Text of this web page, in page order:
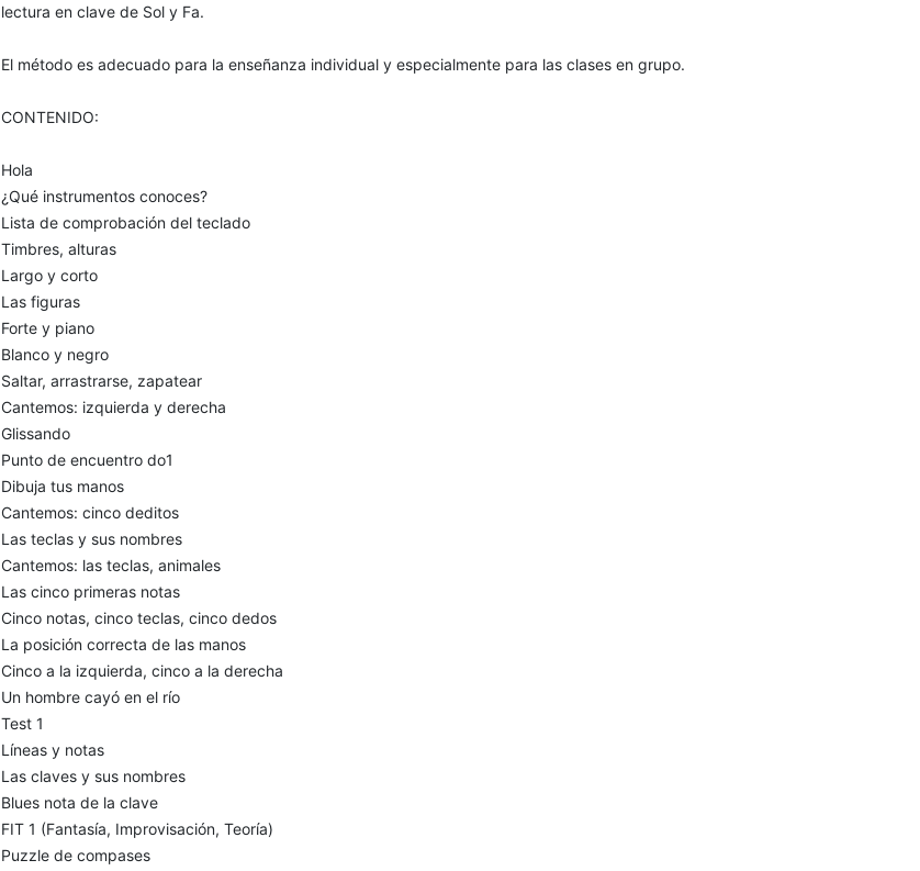
lectura en clave de Sol y Fa.
El método es adecuado para la enseñanza individual y especialmente para las clases en grupo.
CONTENIDO:
Hola
¿Qué instrumentos conoces?
Lista de comprobación del teclado
Timbres, alturas
Largo y corto
Las figuras
Forte y piano
Blanco y negro
Saltar, arrastrarse, zapatear
Cantemos: izquierda y derecha
Glissando
Punto de encuentro do1
Dibuja tus manos
Cantemos: cinco deditos
Las teclas y sus nombres
Cantemos: las teclas, animales
Las cinco primeras notas
Cinco notas, cinco teclas, cinco dedos
La posición correcta de las manos
Cinco a la izquierda, cinco a la derecha
Un hombre cayó en el río
Test 1
Líneas y notas
Las claves y sus nombres
Blues nota de la clave
FIT 1 (Fantasía, Improvisación, Teoría)
Puzzle de compases